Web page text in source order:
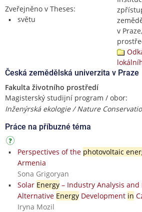
Zveřejněno v Theses:
světu
v
Česká zemědělská univerzita v Praze
Fakulta životního prostředí
Magisterský studijní program / obor:
Inženýrská ekologie / Nature
Práce na příbuzné téma
Perspectives of the photovoltaic
Armenia
Sona Grigoryan
Solar Energy– Industry Analysis and
Alternative EnergyDevelopment in
Iryna Mozil